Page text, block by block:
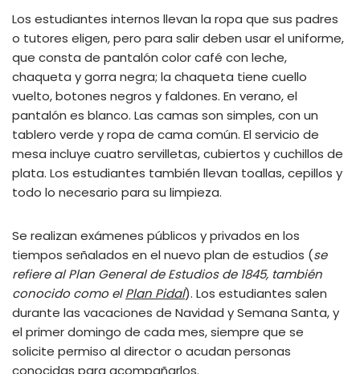
Los estudiantes internos llevan la ropa que sus padres
o tutores eligen, pero para salir deben usar el uniforme,
que consta de pantalón color café con leche,
chaqueta y gorra negra; la chaqueta tiene cuello
vuelto, botones negros y faldones. En verano, el
pantalón es blanco. Las camas son simples, con un
tablero verde y ropa de cama común. El servicio de
mesa incluye cuatro servilletas, cubiertos y cuchillos de
plata. Los estudiantes también llevan toallas, cepillos y
todo lo necesario para su limpieza.
Se realizan exámenes públicos y privados en los
tiempos señalados en el nuevo plan de estudios (se
refiere al Plan General de Estudios de 1845, también
conocido como elPlan Pidal). Los estudiantes salen
durante las vacaciones de Navidad y Semana Santa, y
el primer domingo de cada mes, siempre que se
solicite permiso al director o acudan personas
conocidas para acompañarlos.